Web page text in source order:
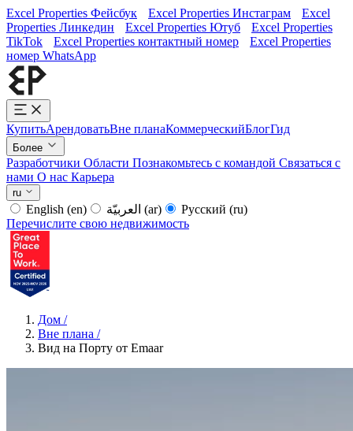
Excel Properties Фейсбук Excel Properties Инстаграм
Excel
Properties Линкедин
Excel Properties Ютуб
Excel Properties
TikTok
Excel Properties контактный номер
Excel Properties
номер WhatsApp
КупитьАрендоватьВне планаКоммерческийБлогГид
Более
Разработчики Области Познакомьтесь с командой Связаться с
нами О нас Карьера
ru
English (en) (ar) Русский (ru)
Перечислите свою недвижимость
Дом /
Вне плана /
Вид на Порту от Emaar